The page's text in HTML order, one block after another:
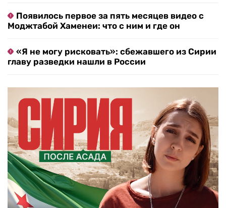
Появилось первое за пять месяцев видео с
Моджтабой Хаменеи: что с ним и где он
«Я не могу рисковать»: сбежавшего из Сирии
главу разведки нашли в России